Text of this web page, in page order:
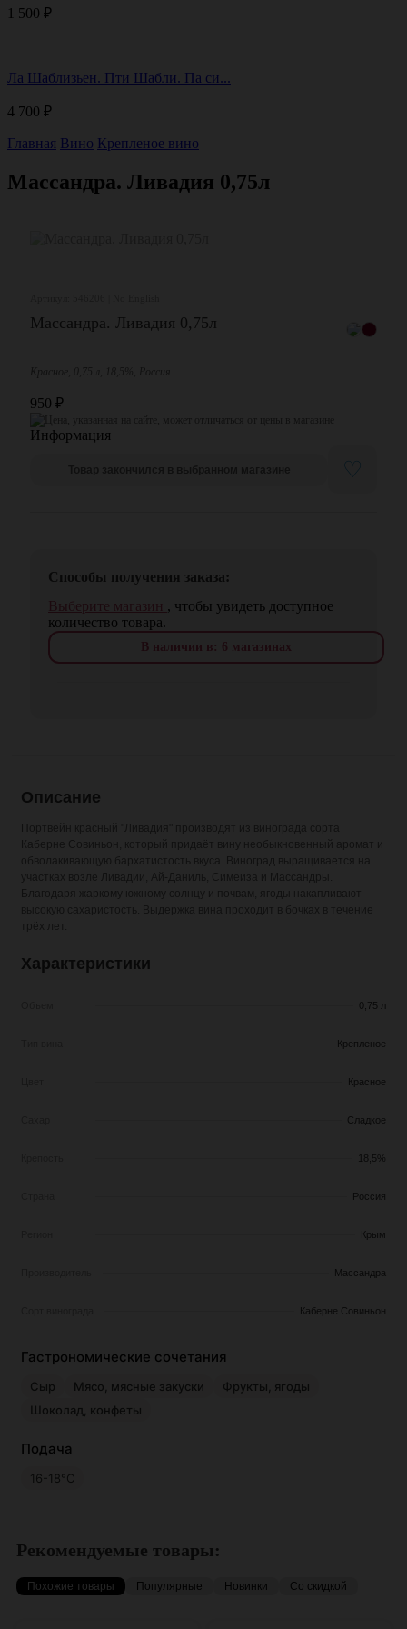
1 500 ₽
Ла Шаблизьен. Пти Шабли. Па си...
4 700 ₽
Главная Вино Крепленое вино
Массандра. Ливадия 0,75л
Массандра. Ливадия 0,75л
950 ₽
♡
Способы получения заказа:
Выберите магазин , чтобы увидеть доступное
количество товара.
В наличии в: 6 магазинах
Описание
Характеристики
0,75 л
Крепленое
Красное
Сладкое
18,5%
Россия
Крым
Массандра
Каберне Совиньон
Гастрономические сочетания
Сыр Мясо, мясные закуски
Фрукты, ягоды
Шоколад, конфеты
Подача
16-18°C
Рекомендуемые товары:
Похожие товары Популярные Новинки Со скидкой